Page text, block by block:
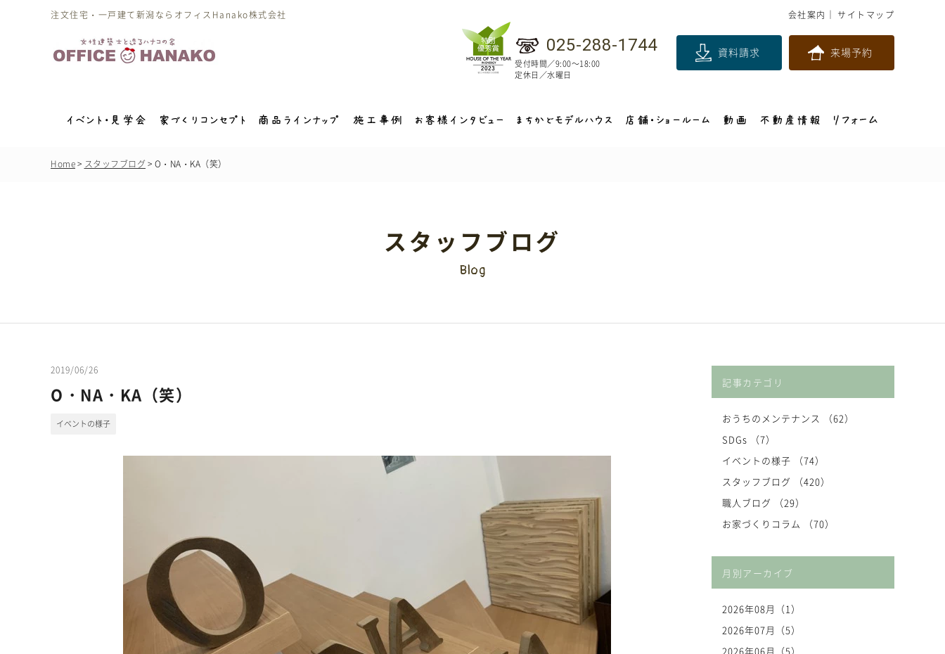
注文住宅・一戸建て新潟ならオフィスHanako株式会社 会社案内 サイトマップ
025-288-1744
受付時間／9:00～18:00
定休日／水曜日
資料請求 来場予約
Home スタッフブログ O・NA・KA（笑）
スタッフブログ
Blog
2019/06/26
O・NA・KA（笑）
イベントの様子
記事カテゴリ
おうちのメンテナンス （62）
SDGs （7）
イベントの様子 （74）
スタッフブログ （420）
職人ブログ （29）
お家づくりコラム （70）
月別アーカイブ
2026年08月（1）
2026年07月（5）
2026年06月（5）